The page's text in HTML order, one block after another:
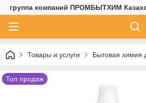
группа компаний ПРОМБЫТХИМ
Товары и услуги Бытовая химия
Топ продаж